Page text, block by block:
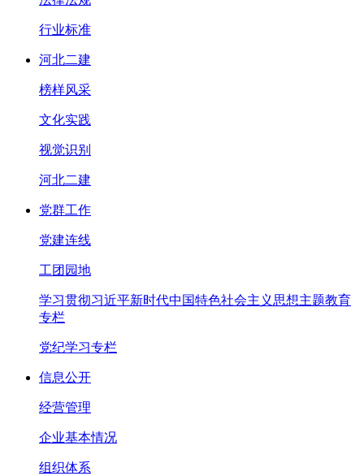
行业标准
河北二建
榜样风采
文化实践
视觉识别
河北二建
党群工作
党建连线
工团园地
学习贯彻习近平新时代中国特色社会主义思想主题教育
专栏
党纪学习专栏
信息公开
经营管理
企业基本情况
组织体系